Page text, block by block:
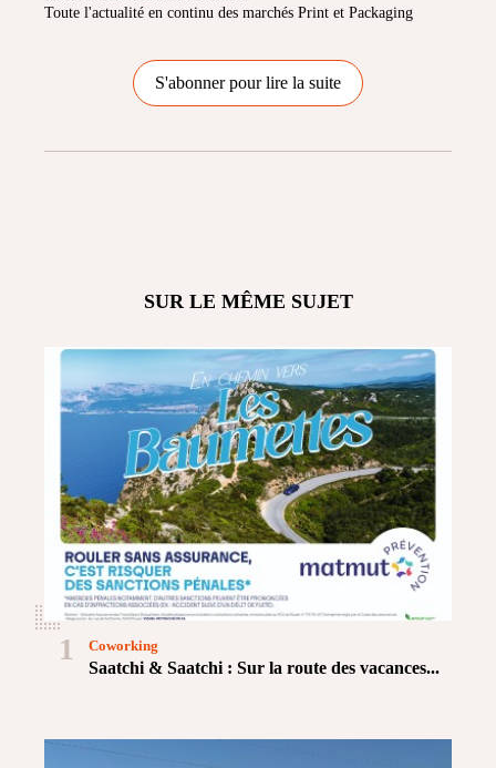
Toute l'actualité en continu des marchés Print et Packaging
S'abonner pour lire la suite
SUR LE MÊME SUJET
1
Saatchi & Saatchi : Sur la route des vacances...
Coworking